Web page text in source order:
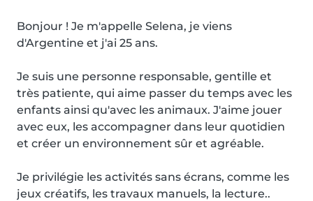
Bonjour ! Je m'appelle Selena, je viens
d'Argentine et j'ai 25 ans.
Je suis une personne responsable, gentille et
très patiente, qui aime passer du temps avec les
enfants ainsi qu'avec les animaux. J'aime jouer
avec eux, les accompagner dans leur quotidien
et créer un environnement sûr et agréable.
Je privilégie les activités sans écrans, comme les
jeux créatifs, les travaux manuels, la lecture..